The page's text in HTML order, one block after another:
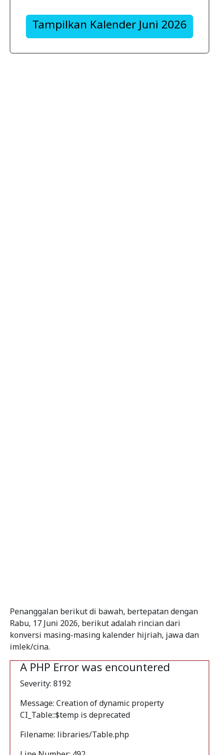
Tampilkan Kalender Juni 2026
Penanggalan berikut di bawah, bertepatan dengan
Rabu, 17 Juni 2026, berikut adalah rincian dari
konversi masing-masing kalender hijriah, jawa dan
imlek/cina.
A PHP Error was encountered
Severity: 8192
Message: Creation of dynamic property
CI_Table::$temp is deprecated
Filename: libraries/Table.php